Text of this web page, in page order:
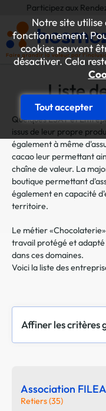
Notre site utilise
fonctionnement.
cookies peuvent
désactiver. Cela
Tout accepter
Participez aux Rendez-
Liste
Quelques ESAT et
issus de leur propre
également à même
cacao leur permettant
chaîne de valeur. La
boutique permettant
également en capacité
territoire.
Le métier
travail protégé et adapté
dans ces domaines.
Voici la liste des
Affiner les critères
Association
Retiers (35)